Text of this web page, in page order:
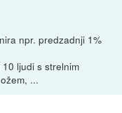
npr. predzadnji 1%
ljudi s strelnim
...